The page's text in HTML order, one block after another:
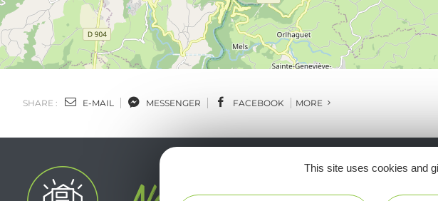
SHARE : E-MAIL MESSENGER FACEBOOK MORE
Ne manquez
This site uses cookies and